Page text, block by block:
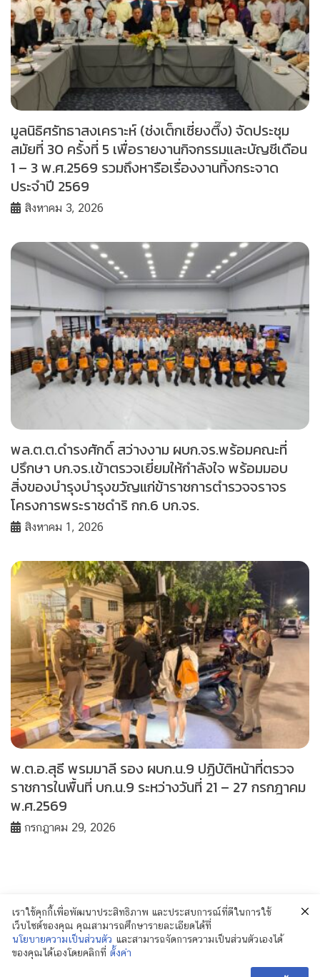
มูลนิธิศรัทธาสงเคราะห์ (ช่งเต็กเซี่ยงตึ๊ง) จัดประชุม
สมัยที่ 30 ครั้งที่ 5 เพื่อรายงานกิจกรรมและบัญชีเดือน
1 – 3 พ.ศ.2569 รวมถึงหารือเรื่องงานทิ้งกระจาด
ประจำปี 2569
สิงหาคม 3, 2026
พล.ต.ต.ดำรงศักดิ์ สว่างงาม ผบก.จร.พร้อมคณะที่
ปรึกษา บก.จร.เข้าตรวจเยี่ยมให้กำลังใจ พร้อมมอบ
สิ่งของบำรุงบำรุงขวัญแก่ข้าราชการตำรวจจราจร
โครงการพระราชดำริ กก.6 บก.จร.
สิงหาคม 1, 2026
พ.ต.อ.สุธี พรมมาลี รอง ผบก.น.9 ปฏิบัติหน้าที่ตรวจ
ราชการในพื้นที่ บก.น.9 ระหว่างวันที่ 21 – 27 กรกฎาคม
พ.ศ.2569
กรกฎาคม 29, 2026
© 2018 Policenewsformass.com. All Rights
เราใช้คุกกี้เพื่อพัฒนาประสิทธิภาพ และประสบการณ์ที่ดีในการใช้
เว็บไซต์ของคุณ คุณสามารถศึกษารายละเอียดได้ที่
นโยบายความเป็นส่วนตัว และสามารถจัดการความเป็นส่วนตัวเองได้
ของคุณได้เองโดยคลิกที่ ตั้งค่า